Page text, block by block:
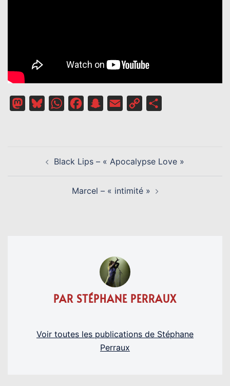
MastodonBlueskyWhatsAppFacebookSnapchat
Email
Copy
D’ARTICLEBlack Lips – « Apocalypse Love »
Marcel – « intimité »
PAR STÉPHANE PERRAUX
Voir toutes les publications de Stéphane
Perraux